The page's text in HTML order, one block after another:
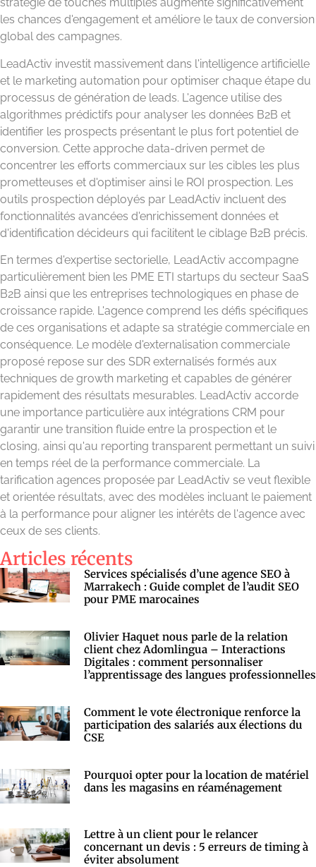
stratégie de touches multiples augmente significativement
les chances d'engagement et améliore le taux de conversion
global des campagnes.
LeadActiv investit massivement dans l'intelligence artificielle
et le marketing automation pour optimiser chaque étape du
processus de génération de leads. L'agence utilise des
algorithmes prédictifs pour analyser les données B2B et
identifier les prospects présentant le plus fort potentiel de
conversion. Cette approche data-driven permet de
concentrer les efforts commerciaux sur les cibles les plus
prometteuses et d'optimiser ainsi le ROI prospection. Les
outils prospection déployés par LeadActiv incluent des
fonctionnalités avancées d'enrichissement données et
d'identification décideurs qui facilitent le ciblage B2B précis.
En termes d'expertise sectorielle, LeadActiv accompagne
particulièrement bien les PME ETI startups du secteur SaaS
B2B ainsi que les entreprises technologiques en phase de
croissance rapide. L'agence comprend les défis spécifiques
de ces organisations et adapte sa stratégie commerciale en
conséquence. Le modèle d'externalisation commerciale
proposé repose sur des SDR externalisés formés aux
techniques de growth marketing et capables de générer
rapidement des résultats mesurables. LeadActiv accorde
une importance particulière aux intégrations CRM pour
garantir une transition fluide entre la prospection et le
closing, ainsi qu'au reporting transparent permettant un suivi
en temps réel de la performance commerciale. La
tarification agences proposée par LeadActiv se veut flexible
et orientée résultats, avec des modèles incluant le paiement
à la performance pour aligner les intérêts de l'agence avec
ceux de ses clients.
Articles récents
Services spécialisés d’une agence SEO à
Marrakech : Guide complet de l’audit SEO
pour PME marocaines
Olivier Haquet nous parle de la relation
client chez Adomlingua – Interactions
Digitales : comment personnaliser
l’apprentissage des langues professionnelles
Comment le vote électronique renforce la
participation des salariés aux élections du
CSE
Pourquoi opter pour la location de matériel
dans les magasins en réaménagement
Lettre à un client pour le relancer
concernant un devis : 5 erreurs de timing à
éviter absolument